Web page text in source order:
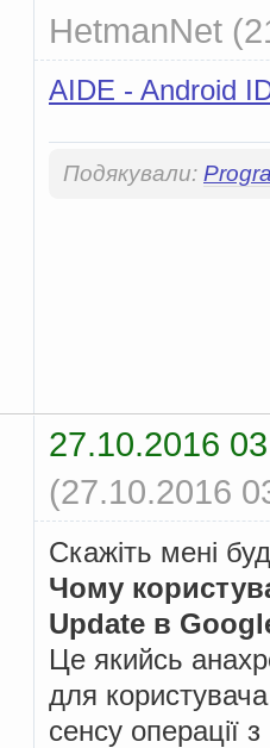
HetmanNet
AIDE - Android
Подякували:
27.10.2016
(27.10.2016
Скажіть мені
Чому
Update в
Це якийсь
для
сенсу операції